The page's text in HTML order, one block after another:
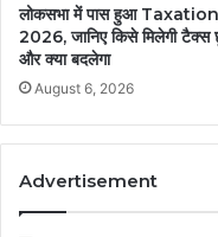
लोकसभा में पास हुआ
2026, जानिए किसे मिलेगी टैक्स
और क्या बदलेगा
August 6, 2026
Advertisement